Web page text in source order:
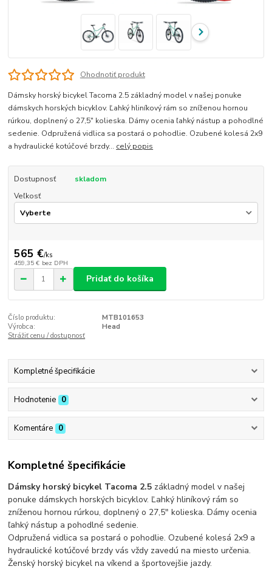
Ohodnotiť produkt
Dámsky horský bicykel Tacoma 2.5 základný model v našej ponuke
dámskych horských bicyklov. Ľahký hliníkový rám so zníženou hornou
rúrkou, doplnený o 27,5" kolieska. Dámy ocenia ľahký nástup a pohodlné
sedenie. Odpružená vidlica sa postará o pohodlie. Ozubené kolesá 2x9
a hydraulické kotúčové brzdy... celý popis
Dostupnosť
skladom
Veľkosť
565 €/ks
459,35 € bez DPH
Pridať do košíka
Číslo produktu:
MTB101653
Výrobca:
Head
Strážiť cenu / dostupnosť
Kompletné špecifikácie
Hodnotenie 0
Komentáre 0
Kompletné špecifikácie
Dámsky horský bicykel Tacoma 2.5 základný model v našej
ponuke dámskych horských bicyklov. Ľahký hliníkový rám so
zníženou hornou rúrkou, doplnený o 27,5" kolieska. Dámy ocenia
ľahký nástup a pohodlné sedenie.
Odpružená vidlica sa postará o pohodlie. Ozubené kolesá 2x9 a
hydraulické kotúčové brzdy vás vždy zavedú na miesto určenia.
Ženský horský bicykel na víkend a športovejšie jazdy.